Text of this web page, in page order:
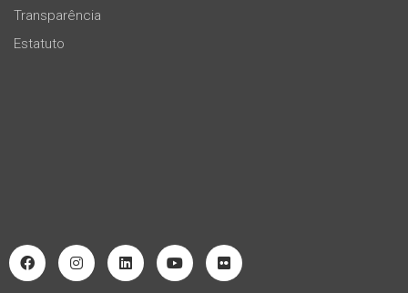
Transparência
Estatuto